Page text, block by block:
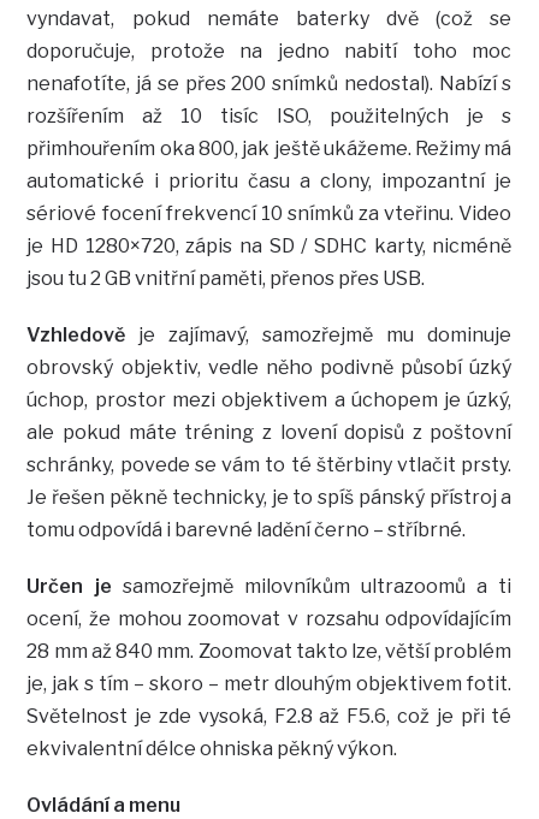
vyndavat, pokud nemáte baterky dvě (což se
doporučuje, protože na jedno nabití toho moc
nenafotíte, já se přes 200 snímků nedostal). Nabízí s
rozšířením až 10 tisíc ISO, použitelných je s
přimhouřením oka 800, jak ještě ukážeme. Režimy má
automatické i prioritu času a clony, impozantní je
sériové focení frekvencí 10 snímků za vteřinu. Video
je HD 1280×720, zápis na SD / SDHC karty, nicméně
jsou tu 2 GB vnitřní paměti, přenos přes USB.
Vzhledově je zajímavý, samozřejmě mu dominuje
obrovský objektiv, vedle něho podivně působí úzký
úchop, prostor mezi objektivem a úchopem je úzký,
ale pokud máte tréning z lovení dopisů z poštovní
schránky, povede se vám to té štěrbiny vtlačit prsty.
Je řešen pěkně technicky, je to spíš pánský přístroj a
tomu odpovídá i barevné ladění černo – stříbrné.
Určen je samozřejmě milovníkům ultrazoomů a ti
ocení, že mohou zoomovat v rozsahu odpovídajícím
28 mm až 840 mm. Zoomovat takto lze, větší problém
je, jak s tím – skoro – metr dlouhým objektivem fotit.
Světelnost je zde vysoká, F2.8 až F5.6, což je při té
ekvivalentní délce ohniska pěkný výkon.
Ovládání a menu